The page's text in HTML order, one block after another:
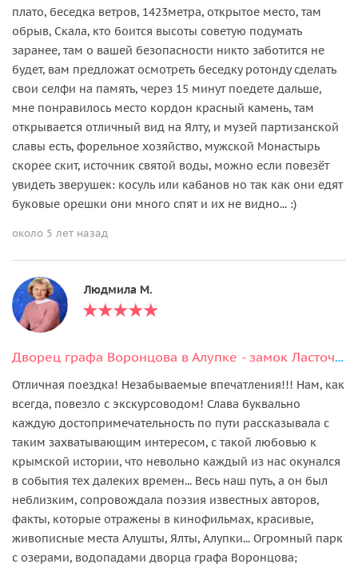
плато, беседка ветров, 1423метра, открытое место, там
обрыв, Скала, кто боится высоты советую подумать
заранее, там о вашей безопасности никто заботится не
будет, вам предложат осмотреть беседку ротонду сделать
свои селфи на память, через 15 минут поедете дальше,
мне понравилось место кордон красный камень, там
открывается отличный вид на Ялту, и музей партизанской
славы есть, форельное хозяйство, мужской Монастырь
скорее скит, источник святой воды, можно если повезёт
увидеть зверушек: косуль или кабанов но так как они едят
буковые орешки они много спят и их не видно... :)
около 5 лет назад
Людмила М.
Дворец графа Воронцова в Алупке - замок Ласточкино гнездо - Ялта
Отличная поездка! Незабываемые впечатления!!! Нам, как
всегда, повезло с экскурсоводом! Слава буквально
каждую достопримечательность по пути рассказывала с
таким захватывающим интересом, с такой любовью к
крымской истории, что невольно каждый из нас окунался
в события тех далеких времен... Весь наш путь, а он был
неблизким, сопровождала поэзия известных авторов,
факты, которые отражены в кинофильмах, красивые,
живописные места Алушты, Ялты, Алупки... Огромный парк
с озерами, водопадами дворца графа Воронцова;